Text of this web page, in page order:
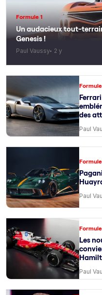
Formule 1
Un audacieux tout-
Genesis !
Paul Vaussy 2 y
Formule
des
Paul
Formule
Paul
Formule
Les
Paul